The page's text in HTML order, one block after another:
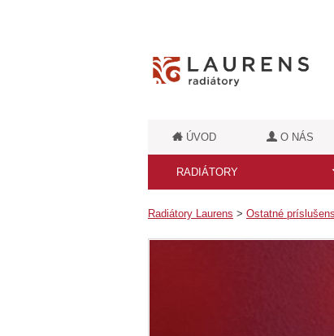
ÚVOD O NÁS
RADIÁTORY
Všetky radiátory
Kúpeľňové radiátory
Radiátory Laurens > Ostatné